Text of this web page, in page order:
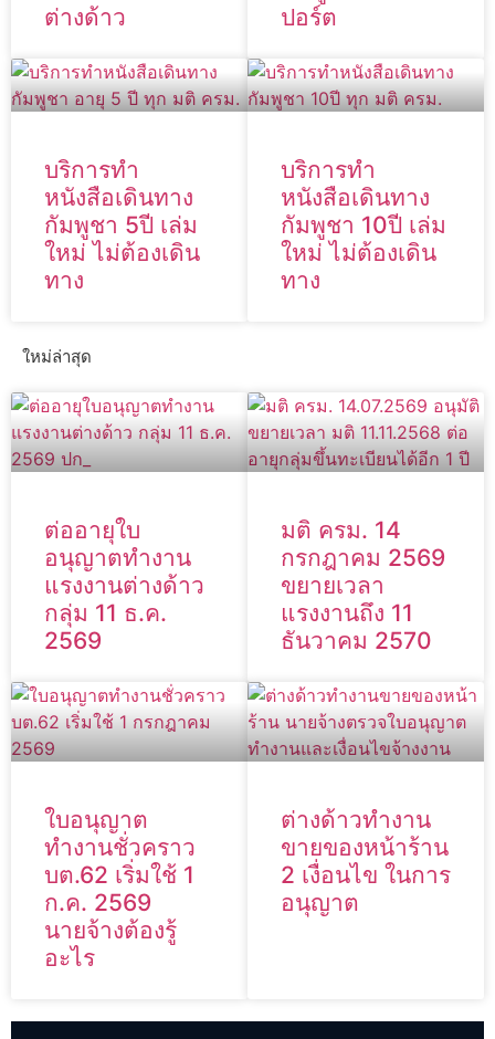
ต่างด้าว
ปอร์ต
บริการทำ
หนังสือเดินทาง
กัมพูชา 5ปี เล่ม
ใหม่ ไม่ต้องเดิน
ทาง
บริการทำ
หนังสือเดินทาง
กัมพูชา 10ปี เล่ม
ใหม่ ไม่ต้องเดิน
ทาง
ใหม่ล่าสุด
ต่ออายุใบ
อนุญาตทำงาน
แรงงานต่างด้าว
กลุ่ม 11 ธ.ค.
2569
มติ ครม. 14
กรกฎาคม 2569
ขยายเวลา
แรงงานถึง 11
ธันวาคม 2570
ใบอนุญาต
ทำงานชั่วคราว
บต.62 เริ่มใช้ 1
ก.ค. 2569
นายจ้างต้องรู้
อะไร
ต่างด้าวทำงาน
ขายของหน้าร้าน
2 เงื่อนไข ในการ
อนุญาต